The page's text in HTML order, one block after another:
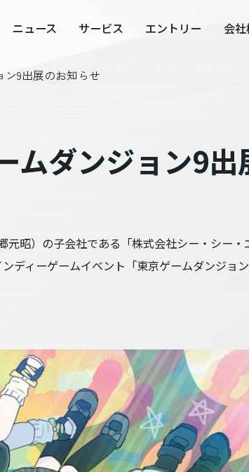
ニュース サービス エントリー 会
ン9出展のお知らせ
ムダンジョン9出
昭）の⼦会社である「株式会社シー・シー
ディーゲームイベント「東京ゲームダンジョ